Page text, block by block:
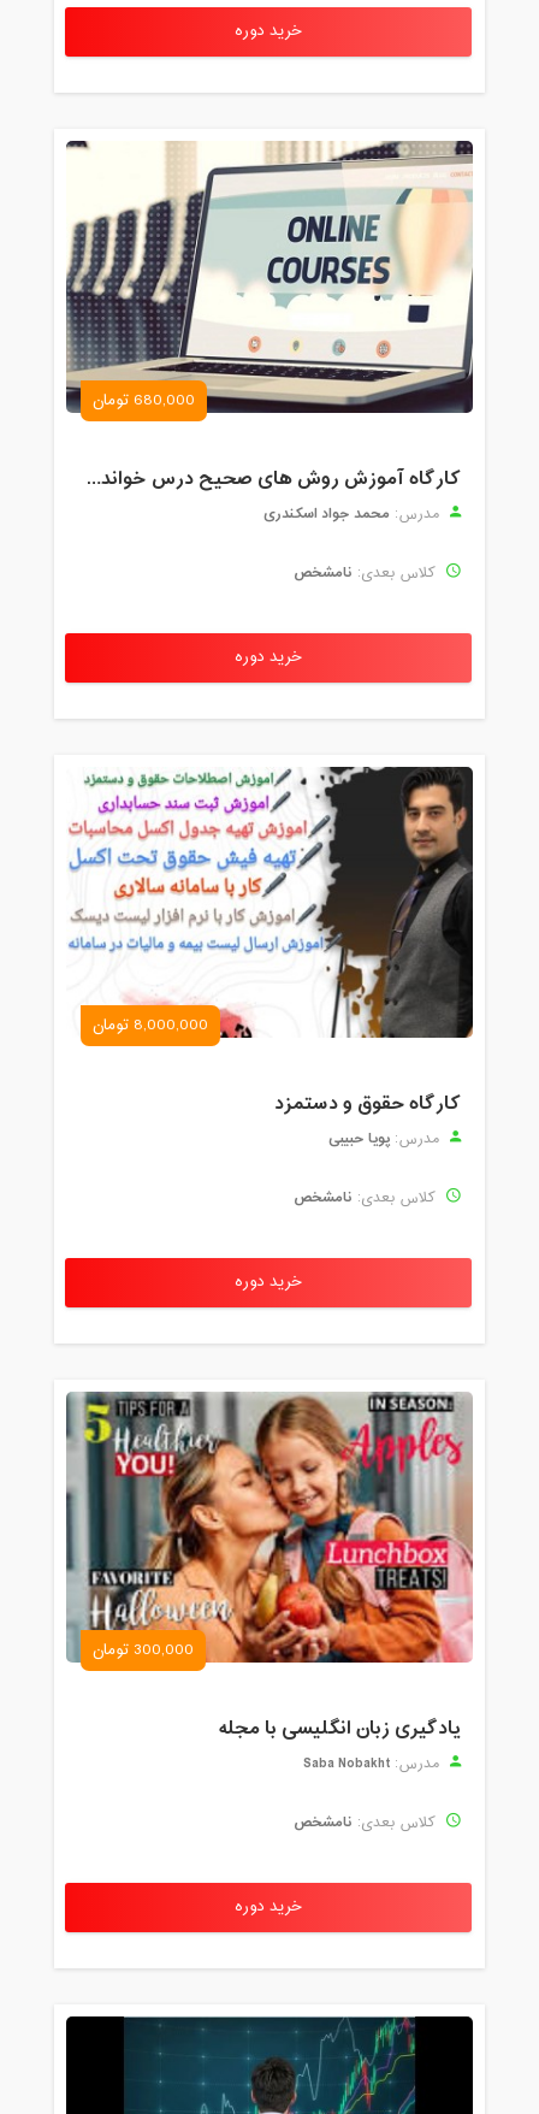
خرید دوره
680,000 تومان
کارگاه آموزش روش های صحیح درس خواندن همراه با یادگیری بدون فراموشی
مدرس: محمد جواد اسکندری
کلاس بعدی: نامشخص
خرید دوره
8,000,000 تومان
کارگاه حقوق و دستمزد
مدرس: پویا حبیبی
کلاس بعدی: نامشخص
خرید دوره
300,000 تومان
یادگیری زبان انگلیسی با مجله
مدرس: Saba Nobakht
کلاس بعدی: نامشخص
خرید دوره